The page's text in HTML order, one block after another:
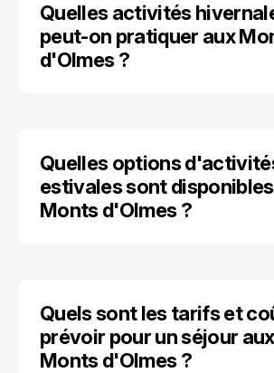
Quelles activités
peut-on pratiquer aux
d'Olmes ?
Quelles options
estivales sont
Monts d'Olmes ?
Quels sont les tarifs et
prévoir pour un séjour aux
Monts d'Olmes ?